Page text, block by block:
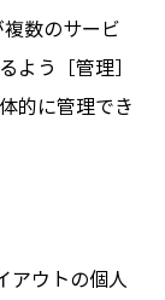
数のサービ
よう［管理］
的に管理でき
アウトの個人